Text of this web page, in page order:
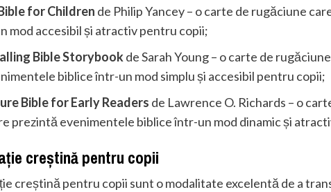
for Children de Philip Yancey – o carte de rugăciune
mod accesibil și atractiv pentru copii;
Bible Storybookde Sarah Young – o carte de
biblice într-un mod simplu și accesibil pentru copii;
Bible for Early Readers de Lawrence O. Richards – o
prezintă evenimentele biblice într-un mod dinamic și
creștină pentru copii
creștină pentru copii sunt o modalitate excelentă de a